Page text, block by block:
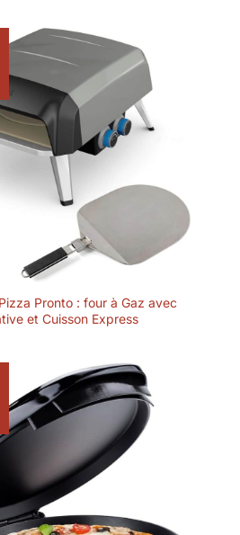
Pronto : four à Gaz avec
et Cuisson Express